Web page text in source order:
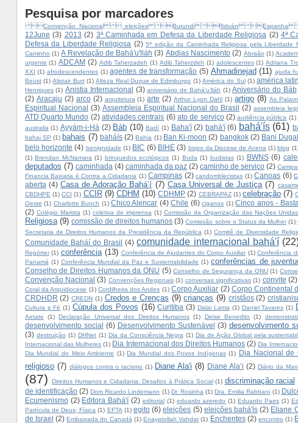
Pesquisa por marcadores
Convenção Nacional  eleições Burundi Ridván
12June (3) 2013 (2) 3ª Caminhada em Defesa da Liberdade Religiosa (2) 4ª
Defesa da Liberdade Religiosa (2) 5ª edição da Caminhada Religiosa pela Liberdade
Caminho (1) A Revelação de Bahá'u'lláh (3) Abdias Nascimento (2) Abraão (1)
urgente (1) ADCAM (2) Adib Taherzadeh (1) Adib Taherzdeh (1) adolescentes (1) Adriana
XXI (1) afrodescendentes (1) agentes de transformação (5) Ahmadinejad (11) ajuda
Beust (1) Alistair Burt (1) Alteza Real Duque de Edimburgo (1) América do Sul (1) américa
Henriques (1) Anistia Internacional (3) aniversário de Bahá'u’lláh (1) Aniversário do Báb
(2) Aracaju (2) arco (2) arquitetura (1) arte (2) Arthur Lyon Dahl (1) artigo (8) As
Espiritual Nacional (3) Assembleia Espiritual Nacional do Brasil (2) assembleia
ATD Quarto Mundo (2) atividades centrais (6) ato de serviço (2) audiência pública (1)
australia (1) Ayyám-i-Há (2) Báb (10) Badí (1) Baha'í (2) bahá'í (6) bahá'ís (61)
bahai SP (1) bahais (7) baháís (2) Bahia (1) Ban Ki-moon (2) bangkok (2) Bani Dugal
belo horizonte (4) benignidade (1) BIC (6) BIHE (3) bispo da Diocese de Acerra (1) blog
(1) Brendan McNamara (1) brinquedos ecológicos (1) Buda (1) budistas (1) BWNS (6)
deputados (7) caminhada (4) caminhada da paz (2) caminho de serviço (2)
Financia Baixaria é Contra a Cidadania (1) Campinas (2) candomblecistas (1) Canoas (6)
aberta (4) Casa de Adoração Bahá’í (7) Casa Universal de Justiça (7)
CBDHPE (1) CCI (1) CCIR (9) CDHM (10) CDHMP (2) CEBRAPAZ (1) celebração (7)
Oeste (1) Charlotte Bunch (1) Chico Alencar (4) Chile (6) ciganos (1) Cinco anos - Basta
(2) Colégio Marista (1) coletiva de imprensa (1) Comissão da Organização das Nações
Religiosa (9) comissão de direitos humanos (3) Comissão sobre o Status da Mulher (1)
Secretaria de Direitos Humanos da Presidência da República (1) Comitê de Diversidade
Comunidade Baháí do Brasil (4) comunidade internacional bahá'í
Repórter (1) conferência (13) Conferência de Ajudantes do Corpo Auxiliar (1) Conferência
Panamá (1) Conferência Mundial da Paz e Sustentabilidade (1) conferências de
Conselho de Direitos Humanos da ONU (5) Conselho de Segurança da ONU (1)
Convenção Nacional (3) Convenções Regionais (1) conversas significativas (1) convite (2)
Coral da Arquidiocese (1) Cordilheira dos Andes (1) Corpo Auxiliar (2) Corpo Continental
CRDHDR (2) CREDN (1) Credos e Crenças (9) crianças (9) cristãos (2)
Cultura e Fé (1) Cúpula dos Povos (16) Curitiba (3) Dalai Lama (1) Daniel Tavares (1)
Aetate
(1) Declaração Universal dos Direitos Humanos (1) Deise Benedito (1)
desenvolvimento social (6) Desenvolvimento Sustenável (3) desenvolvimento
(3) destruição (1) DHNet (1) Dia da Consciência Negra (1) Dia de Ação Global pela
Internacional das Mulheres (1) Dia Internacional dos Direitos Humanos (2) Dia
Dia Mundial do Meio Ambiente (1) Dia Mundial dos Povos Indígenas (1) Dia Nacional de
religioso (7) diálogos contra o racismo (1) Diane Ala'i (8) Diane Ala’i (2) Diário da
(87)
Direitos Humanos e Cidadania: Desafios à Prática Social (1) discriminação racial
de identificação (2) Dom Ricardo Lindemann (1) Dr. Rosinha (1) Dra. Emilia Rabbani (1)
Ecumenismo (2) Editora Bahá'í (2) editorial (1) eduardo azeredo (1) Eduardo Paes (1)
Partícula de Deus; Física (1) EFTA (1) egito (6) eleições (5) eleições bahá'ís (2) Eliane
de Israel (2) Embaixada do Canadá (1) Enayatollah Vahdat (1) Enchentes (2) encontro (1)